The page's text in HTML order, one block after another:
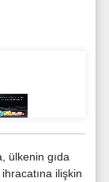
ülkenin gıda
ilişkin